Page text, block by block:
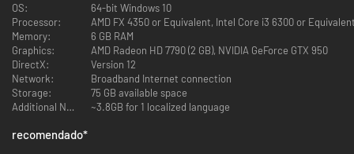
OS:
64-bit Windows 10
Processor:
AMD FX 4350 or Equivalent, Intel Core i3 6300 or
Memory:
6 GB RAM
Graphics:
AMD Radeon HD 7790 (2 GB), NVIDIA GeForce GTX 950
DirectX:
Version 12
Network:
Broadband Internet connection
Storage:
75 GB available space
Additional Notes:
~3.8GB for 1 localized language
recomendado*